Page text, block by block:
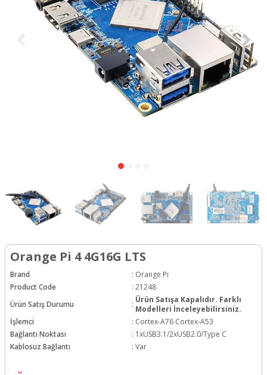
Orange Pi 4 4G16G LTS
Brand : Orange Pi
Product Code
: 21248
Ürün Satış Durumu
: Ürün Satışa Kapalıdır. Farklı
Modelleri İnceleyebilirsiniz.
İşlemci
: Cortex-A76 Cortex-A53
Bağlantı Noktası
: 1xUSB3.1/2xUSB2.0/Type C
Kablosuz Bağlantı
: Var